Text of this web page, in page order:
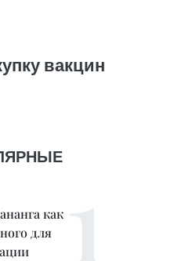
вакцин
как
для